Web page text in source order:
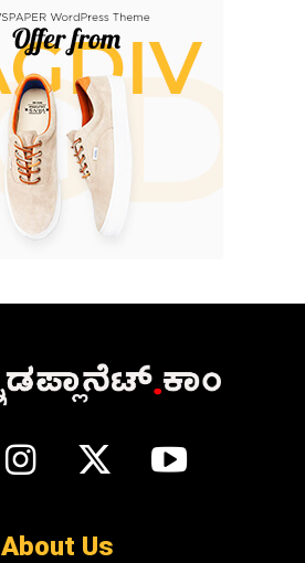
About Us